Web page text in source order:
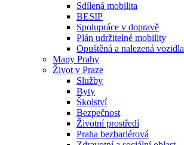
Sdílená mobilita
BESIP
Spolupráce v dopravě
Plán udržitelné mobility
Opuštěná a nalezená vozidla
Mapy Prahy
Život v Praze
Služby
Byty
Školství
Bezpečnost
Životní prostředí
Praha bezbariérová